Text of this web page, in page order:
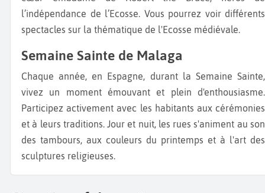
l’indépendance de l’Ecosse. Vous pourrez voir différents
spectacles sur la thématique de l'Ecosse médiévale.
Semaine Sainte de Malaga
Chaque année, en Espagne, durant la Semaine Sainte,
vivez un moment émouvant et plein d'enthousiasme.
Participez activement avec les habitants aux cérémonies
et à leurs traditions. Jour et nuit, les rues s'animent au son
des tambours, aux couleurs du printemps et à l'art des
sculptures religieuses.